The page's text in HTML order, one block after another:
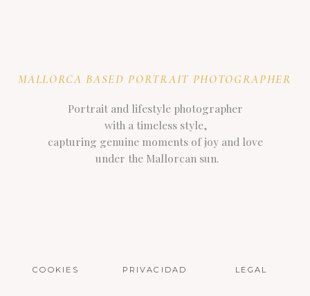
Portrait and lifestyle photographer
with a timeless style,
capturing genuine moments of joy and love
under the Mallorcan sun.
MALLORCA BASED PORTRAIT PHOTOGRAPHER
COOKIES PRIVACIDAD LEGAL